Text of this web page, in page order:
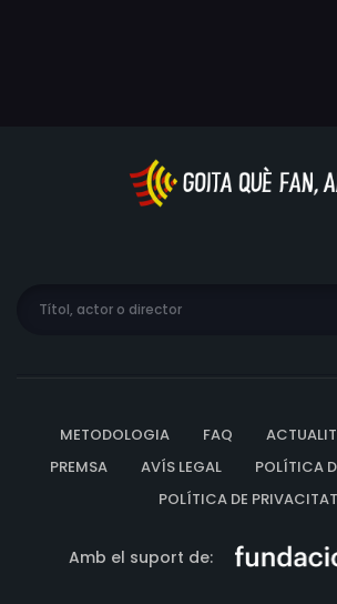
METODOLOGIA FAQ
PREMSA
AVÍS LEGAL
POLÍTICA
POLÍTICA DE PRIVACITAT
Amb el suport de: